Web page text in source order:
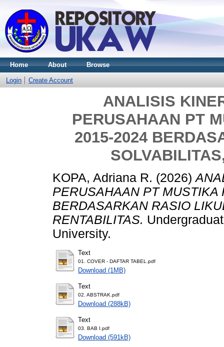
Home About Browse
Login Create Account
ANALISIS
PERUSAHAAN PT
2015-2024
KOPA, Adriana R. (2026)
PERUSAHAAN PT MUSTIKA
BERDASARKAN RASIO
RENTABILITAS.
University.
Text
01. COVER - DAFTAR TABEL.pdf
Download (1MB)
Text
02. ABSTRAK.pdf
Download (288kB)
Text
03. BAB I.pdf
Download (591kB)